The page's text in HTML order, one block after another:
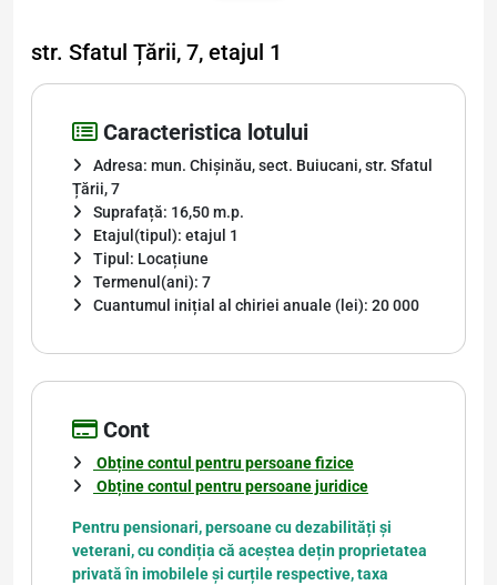
str. Sfatul Țării, 7, etajul 1
Caracteristica lotului
Adresa: mun. Chișinău, sect. Buiucani, str. Sfatul
Țării, 7
Suprafață: 16,50 m.p.
Etajul(tipul): etajul 1
Tipul: Locațiune
Termenul(ani): 7
Cuantumul inițial al chiriei anuale (lei): 20 000
Cont
Obține contul pentru persoane fizice
Obține contul pentru persoane juridice
Pentru pensionari, persoane cu dezabilități și
veterani, cu condiția că aceștea dețin proprietatea
privată în imobilele și curțile respective, taxa